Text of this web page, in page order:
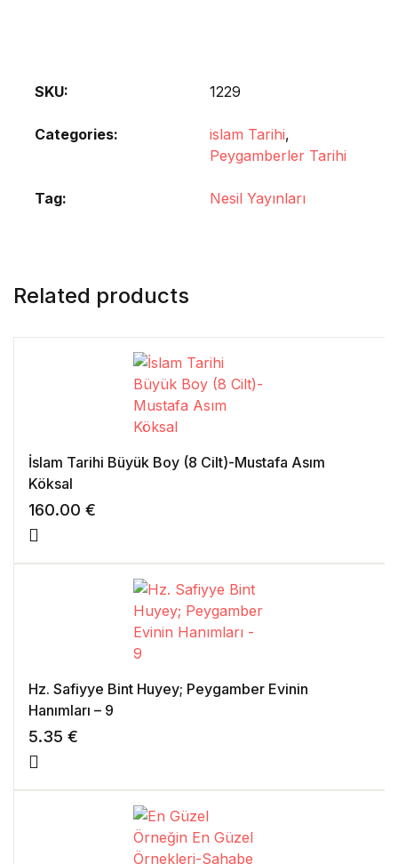
SKU: 1229
Categories: islam Tarihi,
Peygamberler Tarihi
Tag: Nesil Yayınları
Related products
İslam Tarihi Büyük Boy (8 Cilt)-Mustafa Asım
Köksal
160.00 €
Hz. Safiyye Bint Huyey; Peygamber Evinin
Hanımları – 9
5.35 €